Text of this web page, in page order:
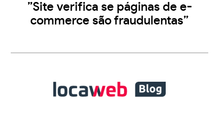
”Site verifica se páginas de e-
commerce são fraudulentas”